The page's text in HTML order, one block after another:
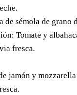
de sémola de grano
Tomate y
fresca.
jamón y mozzarella